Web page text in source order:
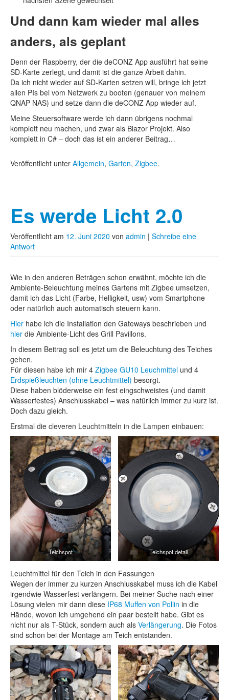
Und dann kam wieder mal alles
anders, als geplant
Denn der Raspberry, der die deCONZ App ausführt hat seine
SD-Karte zerlegt, und damit ist die ganze Arbeit dahin.
Da ich nicht wieder auf SD-Karten setzen will, bringe ich jetzt
allen PIs bei vom Netzwerk zu booten (genauer von meinem
QNAP NAS) und setze dann die deCONZ App wieder auf.
Meine Steuersoftware werde ich dann übrigens nochmal
komplett neu machen, und zwar als Blazor Projekt. Also
komplett in C# – doch das ist ein anderer Beitrag…
Veröffentlicht unter Allgemein, Garten, Zigbee.
Es werde Licht 2.0
Veröffentlicht am 12. Juni 2020 von admin | Schreibe eine
Antwort
Wie in den anderen Beträgen schon erwähnt, möchte ich die
Ambiente-Beleuchtung meines Gartens mit Zigbee umsetzen,
damit ich das Licht (Farbe, Helligkeit, usw) vom Smartphone
oder natürlich auch automatisch steuern kann.
Hier habe ich die Installation den Gateways beschrieben und
hier die Ambiente-Licht des Grill Pavillons.
In diesem Beitrag soll es jetzt um die Beleuchtung des Teiches
gehen.
Für diesen habe ich mir 4 Zigbee GU10 Leuchmittel und 4
Erdspießleuchten (ohne Leuchtmittel) besorgt.
Diese haben blöderweise ein fest eingschweistes (und damit
Wasserfestes) Anschlusskabel – was natürlich immer zu kurz ist.
Doch dazu gleich.
Erstmal die cleveren Leuchtmitteln in die Lampen einbauen:
Teichspot Teichspot detail
Leuchtmittel für den Teich in den Fassungen
Wegen der immer zu kurzen Anschlusskabel muss ich die Kabel
irgendwie Wasserfest verlängern. Bei meiner Suche nach einer
Lösung vielen mir dann diese IP68 Muffen von Pollin in die
Hände, wovon ich umgehend ein paar bestellt habe. Gibt es
nicht nur als T-Stück, sondern auch als Verlängerung. Die Fotos
sind schon bei der Montage am Teich entstanden.